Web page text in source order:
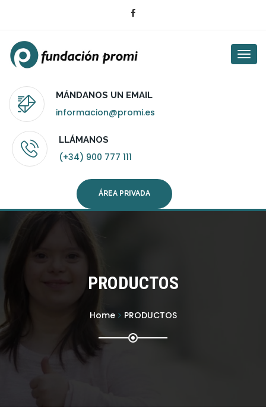
MÁNDANOS UN EMAIL
informacion@promi.es
LLÁMANOS
(+34) 900 777 111
ÁREA PRIVADA
PRODUCTOS
Home PRODUCTOS